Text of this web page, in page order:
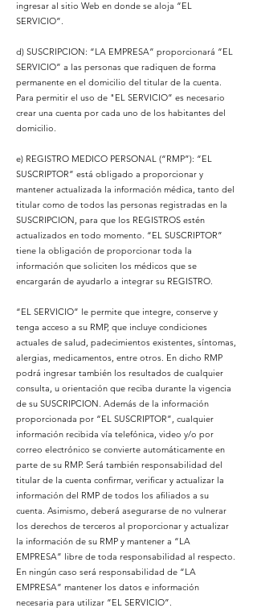
ingresar al sitio Web en donde se aloja “EL
SERVICIO”.
d) SUSCRIPCION: “LA EMPRESA” proporcionará “EL
SERVICIO” a las personas que radiquen de forma
permanente en el domicilio del titular de la cuenta.
Para permitir el uso de "EL SERVICIO” es necesario
crear una cuenta por cada uno de los habitantes del
domicilio.
e) REGISTRO MEDICO PERSONAL (“RMP”): “EL
SUSCRIPTOR” está obligado a proporcionar y
mantener actualizada la información médica, tanto del
titular como de todos las personas registradas en la
SUSCRIPCION, para que los REGISTROS estén
actualizados en todo momento. “EL SUSCRIPTOR”
tiene la obligación de proporcionar toda la
información que soliciten los médicos que se
encargarán de ayudarlo a integrar su REGISTRO.
“EL SERVICIO” le permite que integre, conserve y
tenga acceso a su RMP, que incluye condiciones
actuales de salud, padecimientos existentes, síntomas,
alergias, medicamentos, entre otros. En dicho RMP
podrá ingresar también los resultados de cualquier
consulta, u orientación que reciba durante la vigencia
de su SUSCRIPCION. Además de la información
proporcionada por “EL SUSCRIPTOR”, cualquier
información recibida vía telefónica, video y/o por
correo electrónico se convierte automáticamente en
parte de su RMP. Será también responsabilidad del
titular de la cuenta confirmar, verificar y actualizar la
información del RMP de todos los afiliados a su
cuenta. Asimismo, deberá asegurarse de no vulnerar
los derechos de terceros al proporcionar y actualizar
la información de su RMP y mantener a “LA
EMPRESA” libre de toda responsabilidad al respecto.
En ningún caso será responsabilidad de “LA
EMPRESA” mantener los datos e información
necesaria para utilizar “EL SERVICIO”.